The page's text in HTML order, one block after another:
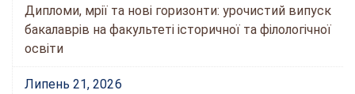
Дипломи, мрії та нові горизонти: урочистий випуск
бакалаврів на факультеті історичної та філологічної
освіти
Липень 21, 2026